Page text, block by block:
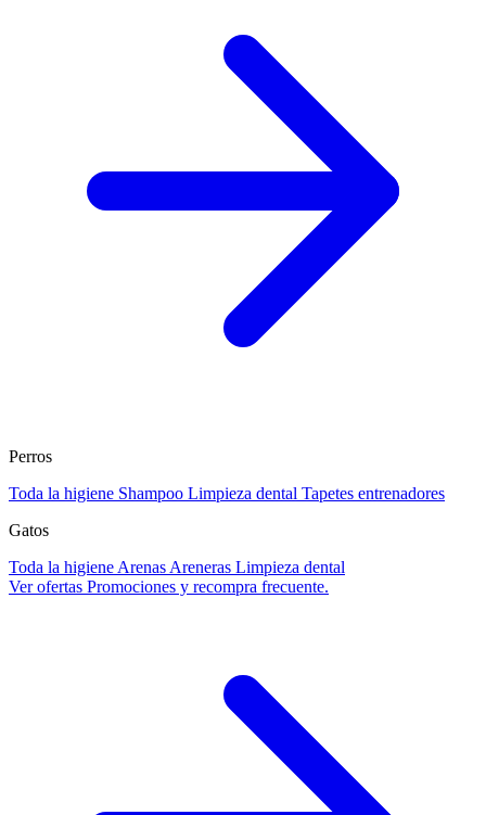
Perros
Toda la higiene Shampoo Limpieza dental Tapetes entrenadores
Gatos
Toda la higiene Arenas Areneras Limpieza dental
Ver ofertas Promociones y recompra frecuente.